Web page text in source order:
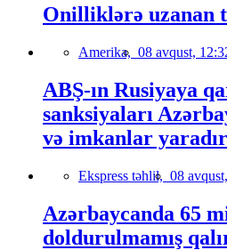
Onilliklərə uzanan
Amerika, 08 avqust,
ABŞ-ın Rusiyaya
sanksiyaları
və imkanlar yaradır
Ekspress təhlil, 08
Azərbaycanda 65
doldurulmamış